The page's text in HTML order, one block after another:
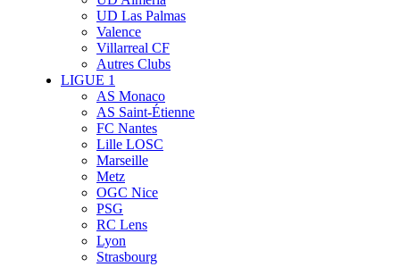
UD Las Palmas
Valence
Villarreal CF
Autres Clubs
LIGUE 1
AS Monaco
AS Saint-Étienne
FC Nantes
Lille LOSC
Marseille
Metz
OGC Nice
PSG
RC Lens
Lyon
Strasbourg